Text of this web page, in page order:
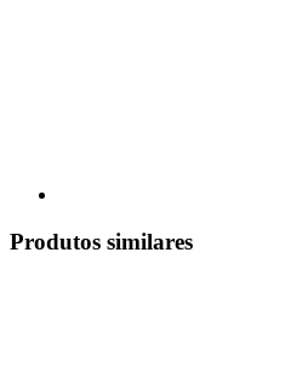
Produtos similares